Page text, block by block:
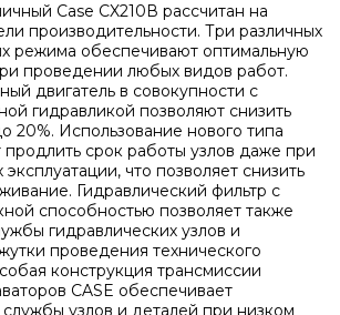
Case CX210В рассчитан на
производительности. Три различных
режима обеспечивают оптимальную
проведении любых видов работ.
двигатель в совокупности с
гидравликой позволяют снизить
20%. Использование нового типа
продлить срок работы узлов даже при
эксплуатации, что позволяет снизить
Гидравлический фильтр с
способностью позволяет также
гидравлических узлов и
проведения технического
конструкция трансмиссии
CASE обеспечивает
узлов и деталей при низком